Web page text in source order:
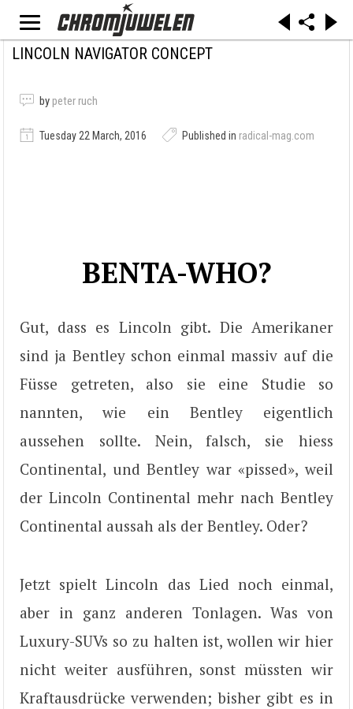
LINCOLN NAVIGATOR CONCEPT
by peter ruch
Tuesday 22 March, 2016 Published in radical-mag.com
BENTA-WHO?
Gut, dass es Lincoln gibt. Die Amerikaner
sind ja Bentley schon einmal massiv auf die
Füsse getreten, also sie eine Studie so
nannten, wie ein Bentley eigentlich
aussehen sollte. Nein, falsch, sie hiess
Continental, und Bentley war «pissed», weil
der Lincoln Continental mehr nach Bentley
Continental aussah als der Bentley. Oder?
Jetzt spielt Lincoln das Lied noch einmal,
aber in ganz anderen Tonlagen. Was von
Luxury-SUVs so zu halten ist, wollen wir hier
nicht weiter ausführen, sonst müssten wir
Kraftausdrücke verwenden; bisher gibt es in